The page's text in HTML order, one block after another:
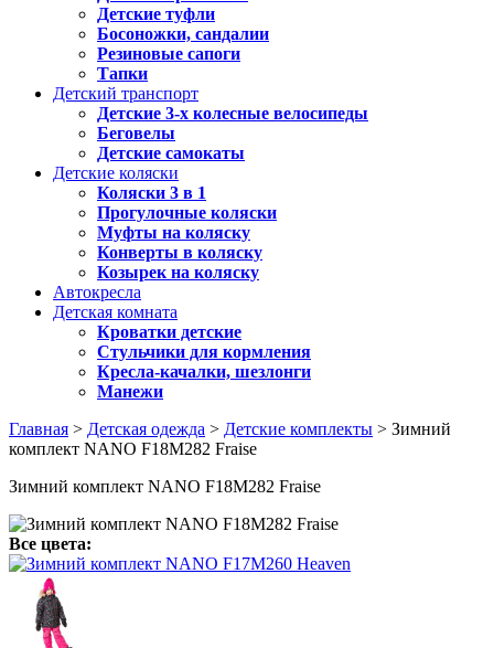
Детские туфли
Босоножки, сандалии
Резиновые сапоги
Тапки
Детский транспорт
Детские 3-х колесные велосипеды
Беговелы
Детские самокаты
Детские коляски
Коляски 3 в 1
Прогулочные коляски
Муфты на коляску
Конверты в коляску
Козырек на коляску
Автокресла
Детская комната
Кроватки детские
Стульчики для кормления
Кресла-качалки, шезлонги
Манежи
Главная > Детская одежда > Детские комплекты > Зимний
комплект NANO F18M282 Fraise
Зимний комплект NANO F18M282 Fraise
Все цвета: